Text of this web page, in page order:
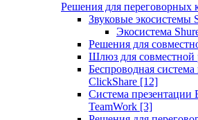
Решения для переговорных
Звуковые экосистемы
Экосистема
Решения для
Шлюз для совместной
Беспроводная
ClickShare [12]
Система презентации
TeamWork [3]